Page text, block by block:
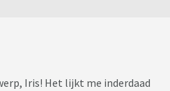
Iris! Het lijkt me inderdaad